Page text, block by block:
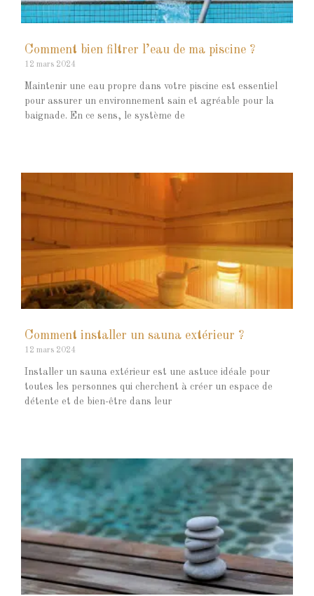
Comment bien filtrer l’eau de ma piscine ?
12 mars 2024
Maintenir une eau propre dans votre piscine est essentiel
pour assurer un environnement sain et agréable pour la
baignade. En ce sens, le système de
Comment installer un sauna extérieur ?
12 mars 2024
Installer un sauna extérieur est une astuce idéale pour
toutes les personnes qui cherchent à créer un espace de
détente et de bien-être dans leur